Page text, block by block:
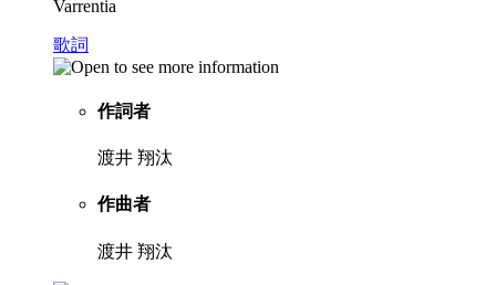
Varrentia
歌詞
作詞者
渡井 翔汰
作曲者
渡井 翔汰